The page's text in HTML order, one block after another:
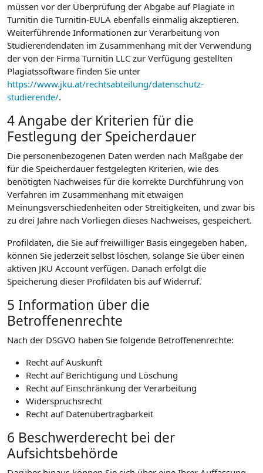
müssen vor der Überprüfung der Abgabe auf Plagiate in
Turnitin die Turnitin-EULA ebenfalls einmalig akzeptieren.
Weiterführende Informationen zur Verarbeitung von
Studierendendaten im Zusammenhang mit der Verwendung
der von der Firma Turnitin LLC zur Verfügung gestellten
Plagiatssoftware finden Sie unter
https://www.jku.at/rechtsabteilung/datenschutz-
studierende/.
4 Angabe der Kriterien für die
Festlegung der Speicherdauer
Die personenbezogenen Daten werden nach Maßgabe der
für die Speicherdauer festgelegten Kriterien, wie des
benötigten Nachweises für die korrekte Durchführung von
Verfahren im Zusammenhang mit etwaigen
Meinungsverschiedenheiten oder Streitigkeiten, und zwar bis
zu drei Jahre nach Vorliegen dieses Nachweises, gespeichert.
Profildaten, die Sie auf freiwilliger Basis eingegeben haben,
können Sie jederzeit selbst löschen, solange Sie über einen
aktiven JKU Account verfügen. Danach erfolgt die
Speicherung dieser Profildaten bis auf Widerruf.
5 Information über die
Betroffenenrechte
Nach der DSGVO haben Sie folgende Betroffenenrechte:
Recht auf Auskunft
Recht auf Berichtigung und Löschung
Recht auf Einschränkung der Verarbeitung
Widerspruchsrecht
Recht auf Datenübertragbarkeit
6 Beschwerderecht bei der
Aufsichtsbehörde